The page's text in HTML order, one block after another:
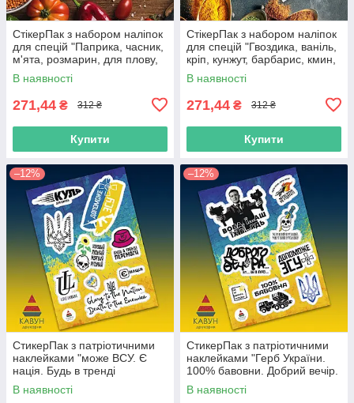
СтікерПак з набором наліпок
для спецій "Паприка, часник,
м'ята, розмарин, для плову,
суміш перців тощо".
В наявності
271,44 ₴ 312 ₴
Купити
СтікерПак з набором наліпок
для спецій "Гвоздика, ваніль,
кріп, кунжут, барбарис, кмин,
базилік, карі тощо".
В наявності
271,44 ₴ 312 ₴
Купити
–12%
СтикерПак з патріотичними
наклейками "може ВСУ. Є
нація. Будь в тренді
перемоги. Love Ukraine"
В наявності
–12%
СтикерПак з патріотичними
наклейками "Герб України.
100% бавовни. Добрий вечір.
Допоможе ВСУ. Мертвий
російський".
В наявності